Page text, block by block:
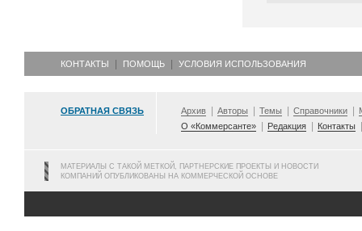
КОНТАКТЫ ПОМОЩЬ УСЛОВИЯ ИСПОЛЬЗОВАНИЯ
ОБРАТНАЯ СВЯЗЬ Архив Авторы Темы Справочники
О «Коммерсанте»
Редакция Контакты
МАТЕРИАЛЫ С ТАКОЙ МЕТКОЙ, ПАРТНЕРСКИЕ ПРОЕКТЫ И НОВОСТИ
КОМПАНИЙ ОПУБЛИКОВАНЫ НА КОММЕРЧЕСКОЙ ОСНОВЕ